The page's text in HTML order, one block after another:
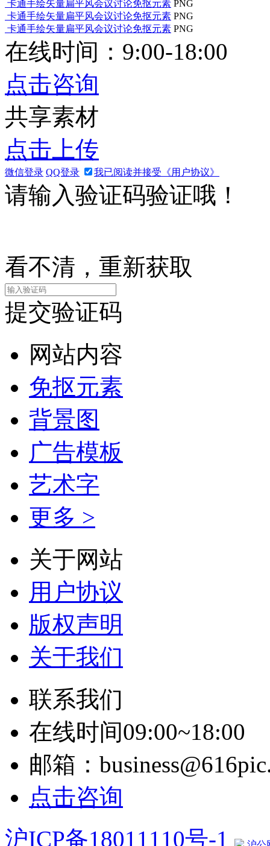
卡通手绘矢量扁平风会议讨论免抠元素 PNG
卡通手绘矢量扁平风会议讨论免抠元素 PNG
卡通手绘矢量扁平风会议讨论免抠元素 PNG
在线时间：9:00-18:00
点击咨询
共享素材
点击上传
微信登录 QQ登录 我已阅读并接受《用户协议》
请输入验证码验证哦！
看不清，重新获取
提交验证码
网站内容
免抠元素
背景图
广告模板
艺术字
更多 >
关于网站
用户协议
版权声明
关于我们
联系我们
在线时间09:00~18:00
邮箱：
点击咨询
沪ICP备18011110号-1